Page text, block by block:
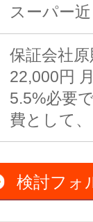
スーパー
保証会社
22,000円
5.5%必要
費として
検討フォ